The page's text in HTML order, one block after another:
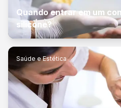
Quando entrar em um
silicone?
Saúde e Estética